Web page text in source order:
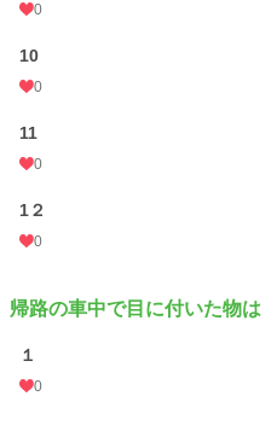
0
10
0
11
0
1２
0
帰路の車中で目に付いた物は
１
0